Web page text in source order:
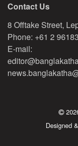
Contact Us
8 Offtake Street,
Phone: +61 2
E-mail:
Designed